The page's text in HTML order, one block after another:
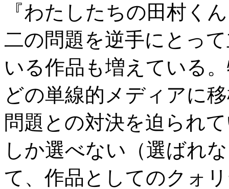
『わたしたちの田村く
二の問題を逆手にとっ
いる作品も増えている
どの単線的メディアに
問題との対決を迫られ
しか選べない（選ばれ
て、作品としてのクォ